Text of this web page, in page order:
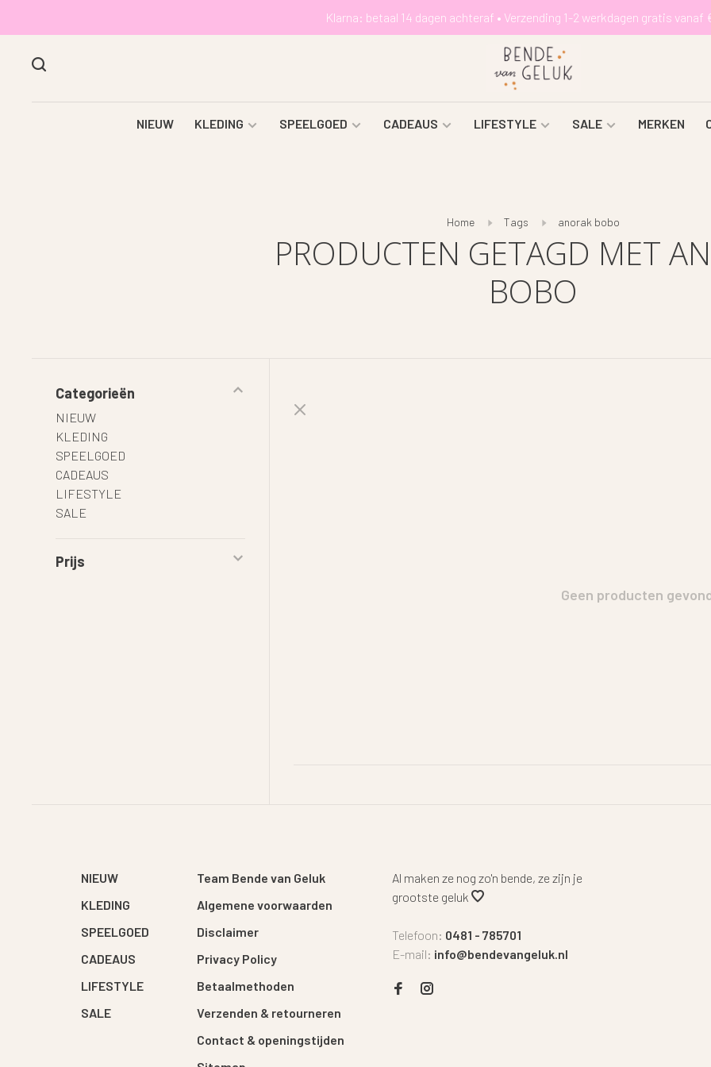
Klarna: betaal 14 dagen achteraf • Verzending 1-2 werkdagen gratis vanaf
NIEUW KLEDING SPEELGOED CADEAUS LIFESTYLE SALE MERKEN
Home Tags anorak bobo
PRODUCTEN GETAGD MET
BOBO
Categorieën
NIEUW
KLEDING
SPEELGOED
CADEAUS
LIFESTYLE
SALE
Prijs
Geen producten
NIEUW
KLEDING
SPEELGOED
CADEAUS
LIFESTYLE
SALE
Team Bende van Geluk
Algemene voorwaarden
Disclaimer
Privacy Policy
Betaalmethoden
Verzenden & retourneren
Contact & openingstijden
Al maken ze nog zo'n bende, ze zijn je
grootste geluk
Telefoon: 0481 - 785701
E-mail: info@bendevangeluk.nl